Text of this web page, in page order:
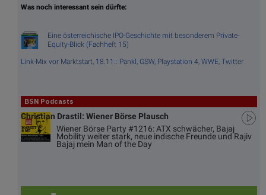
Was noch interessant sein dürfte:
Eine österreichische IPO-Geschichte mit besonderem Private-
Equity-Blick (Fachheft 15)
Link-Mix vor Marktstart, 18.11.: Pankl, GSW, Playstation 4, WWE, Twitter
BSN Podcasts
Christian Drastil: Wiener Börse Plausch
Wiener Börse Party #1216: ATX schwächer, Bajaj
Mobility weiter stark, neue indische Freunde und Rajiv
Bajaj mein Man of the Day